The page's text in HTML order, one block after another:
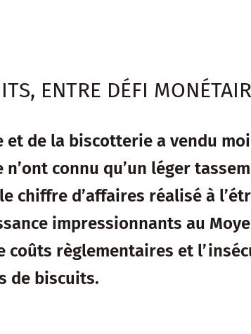
ENTRE DÉFI
de la biscotterie a vendu
connu qu’un léger
chiffre d’affaires réalisé à
impressionnants au
coûts règlementaires et
de biscuits.